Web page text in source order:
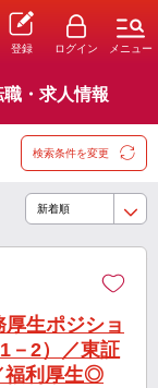
登録 ログイン メニュー
職・求人情報
検索条件を変更
厚生ポジショ
－2）／東証
福利厚生◎